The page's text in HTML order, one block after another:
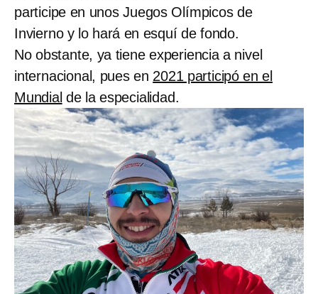
participe en unos Juegos Olímpicos de
Invierno y lo hará en esquí de fondo.
No obstante, ya tiene experiencia a nivel
internacional, pues en 2021 participó en el
Mundial de la especialidad.